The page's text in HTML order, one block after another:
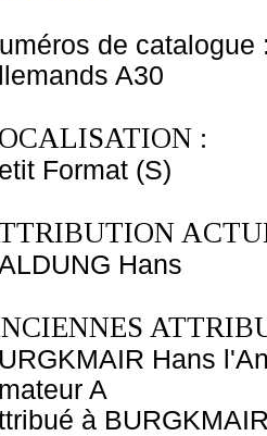
de catalogue
A30
:
Format (S)
Hans
Hans
A
à